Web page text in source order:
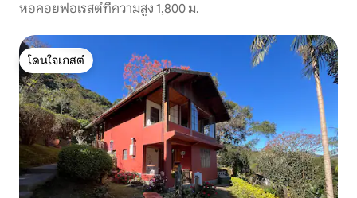
หอคอยฟอเรสต์ที่ความสูง 1,800 ม.
โดนใจเกสต์
โดนใจเกสต์